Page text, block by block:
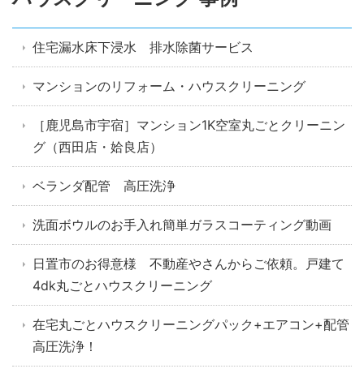
住宅漏水床下浸水 排水除菌サービス
マンションのリフォーム・ハウスクリーニング
［鹿児島市宇宿］マンション1K空室丸ごとクリーニン
グ（西田店・姶良店）
ベランダ配管 高圧洗浄
洗面ボウルのお手入れ簡単ガラスコーティング動画
日置市のお得意様 不動産やさんからご依頼。戸建て
4dk丸ごとハウスクリーニング
在宅丸ごとハウスクリーニングパック+エアコン+配管
高圧洗浄！